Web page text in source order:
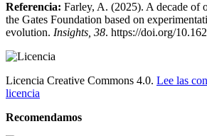
Referencia: Farley, A. (2025). A decade of
the Gates Foundation based on
evolution. Insights, 38. https://doi.org/
Licencia Creative Commons 4.0. Lee las
licencia
Recomendamos